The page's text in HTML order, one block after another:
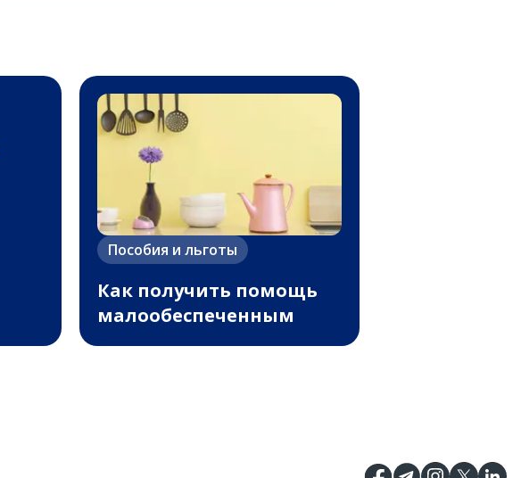
Пособия и льготы
Как получить помощь
малообеспеченным